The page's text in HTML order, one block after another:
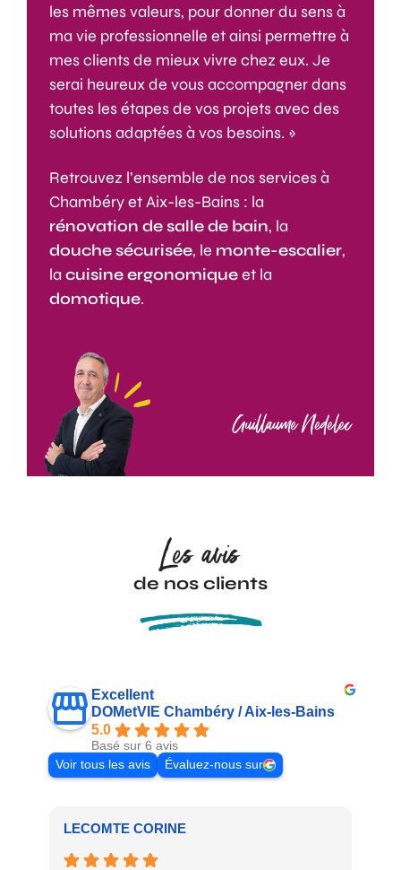
les mêmes valeurs, pour donner du sens à
ma vie professionnelle et ainsi permettre à
mes clients de mieux vivre chez eux. Je
serai heureux de vous accompagner dans
toutes les étapes de vos projets avec des
solutions adaptées à vos besoins. »
Retrouvez l’ensemble de nos services à
Chambéry et Aix-les-Bains : la
rénovation de salle de bain, la
douche sécurisée, le monte-escalier,
la cuisine ergonomiqueet la
domotique.
Guillaume Nedelec
Les avis
de nos clients
Excellent
DOMetVIE Chambéry / Aix-les-Bains
5.0
Basé sur 6 avis
Voir tous les avis
Évaluez-nous sur
LECOMTE CORINE